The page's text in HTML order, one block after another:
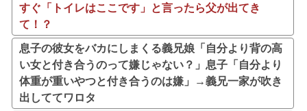
すぐ「トイレはここです」と言ったら父が出てき
て！？
息子の彼女をバカにしまくる義兄娘「自分より背の高
い女と付き合うのって嫌じゃない？」息子「自分より
体重が重いやつと付き合うのは嫌」→義兄一家が吹き
出しててワロタ